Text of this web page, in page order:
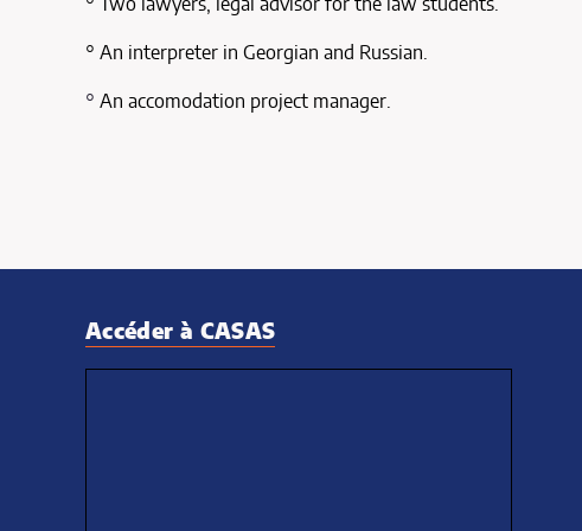
° Two lawyers, legal advisor for the law students.
° An interpreter in Georgian and Russian.
° An accomodation project manager.
Accéder à CASAS